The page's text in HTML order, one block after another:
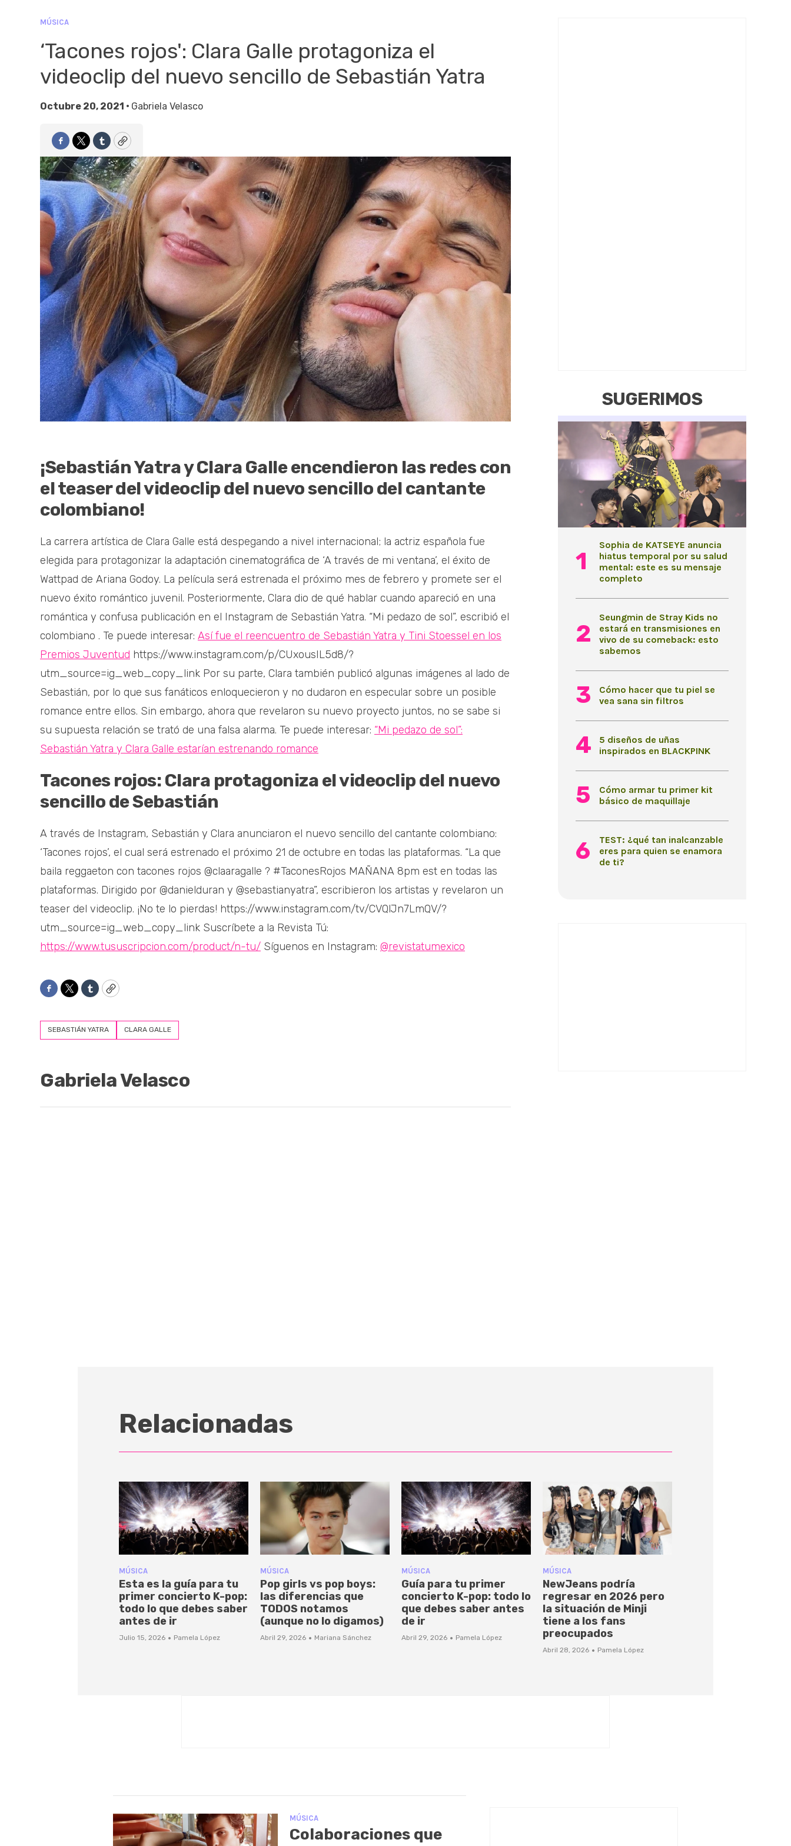
MÚSICA
‘Tacones rojos': Clara Galle protagoniza el
videoclip del nuevo sencillo de Sebastián Yatra
Octubre 20, 2021 • Gabriela Velasco
Facebook
TwitterTumblrCopy
¡Sebastián Yatra y Clara Galle encendieron las redes con
el teaser del videoclip del nuevo sencillo del cantante
colombiano!
La carrera artística de Clara Galle está despegando a nivel internacional; la actriz española fue
elegida para protagonizar la adaptación cinematográfica de ‘A través de mi ventana’, el éxito de
Wattpad de Ariana Godoy. La película será estrenada el próximo mes de febrero y promete ser el
nuevo éxito romántico juvenil. Posteriormente, Clara dio de qué hablar cuando apareció en una
romántica y confusa publicación en el Instagram de Sebastián Yatra. “Mi pedazo de sol”, escribió el
colombiano . Te puede interesar: Así fue el reencuentro de Sebastián Yatra y Tini Stoessel en los
Premios Juventud https://www.instagram.com/p/CUxousIL5d8/?
utm_source=ig_web_copy_link Por su parte, Clara también publicó algunas imágenes al lado de
Sebastián, por lo que sus fanáticos enloquecieron y no dudaron en especular sobre un posible
romance entre ellos. Sin embargo, ahora que revelaron su nuevo proyecto juntos, no se sabe si
su supuesta relación se trató de una falsa alarma. Te puede interesar: “Mi pedazo de sol”:
Sebastián Yatra y Clara Galle estarían estrenando romance
Tacones rojos: Clara protagoniza el videoclip del nuevo
sencillo de Sebastián
A través de Instagram, Sebastián y Clara anunciaron el nuevo sencillo del cantante colombiano:
‘Tacones rojos’, el cual será estrenado el próximo 21 de octubre en todas las plataformas. “La que
baila reggaeton con tacones rojos @claaragalle ? #TaconesRojos MAÑANA 8pm est en todas las
plataformas. Dirigido por @danielduran y @sebastianyatra”, escribieron los artistas y revelaron un
teaser del videoclip. ¡No te lo pierdas! https://www.instagram.com/tv/CVQlJn7LmQV/?
utm_source=ig_web_copy_link Suscríbete a la Revista Tú:
https://www.tususcripcion.com/product/n-tu/ Síguenos en Instagram: @revistatumexico
Facebook
TwitterTumblrCopy
SEBASTIÁN YATRA CLARA GALLE
Gabriela Velasco
SUGERIMOS
Sophia de KATSEYE anuncia
hiatus temporal por su salud
mental: este es su mensaje
completo
Seungmin de Stray Kids no
estará en transmisiones en
vivo de su comeback: esto
sabemos
Cómo hacer que tu piel se
vea sana sin filtros
5 diseños de uñas
inspirados en BLACKPINK
Cómo armar tu primer kit
básico de maquillaje
TEST: ¿qué tan inalcanzable
eres para quien se enamora
de ti?
Relacionadas
MÚSICA
Esta es la guía para tu
primer concierto K-pop:
todo lo que debes saber
antes de ir
Julio 15, 2026 · Pamela López
MÚSICA
Pop girls vs pop boys:
las diferencias que
TODOS notamos
(aunque no lo digamos)
Abril 29, 2026 · Mariana Sánchez
MÚSICA
Guía para tu primer
concierto K-pop: todo lo
que debes saber antes
de ir
Abril 29, 2026 · Pamela López
MÚSICA
NewJeans podría
regresar en 2026 pero
la situación de Minji
tiene a los fans
preocupados
Abril 28, 2026 · Pamela López
MÚSICA
Colaboraciones que